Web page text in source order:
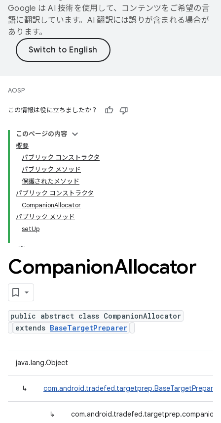
Google は AI 技術を使用して、コンテンツをご希望の言
語に翻訳しています。AI 翻訳には誤りが含まれる場合が
あります。
AOSP
この情報は役に立ちましたか？
このページの内容
概要
パブリック コンストラクタ
パブリック メソッド
保護されたメソッド
パブリック コンストラクタ
CompanionAllocator
パブリック メソッド
setUp
CompanionAllocator
public abstract class CompanionAllocator
extends BaseTargetPreparer
java.lang.Object
↳ com.android.tradefed.targetprep.BaseTargetPreparer
↳